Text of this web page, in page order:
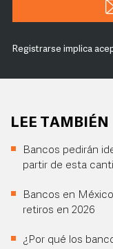
Registrarse implica
LEE TAMBIÉN
Bancos pedirán
partir de esta
Bancos en
retiros en 2026
¿Por qué los